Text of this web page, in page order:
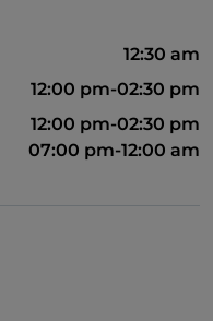
12:30 am
12:00 pm-02:30 pm
12:00 pm-02:30 pm
07:00 pm-12:00 am